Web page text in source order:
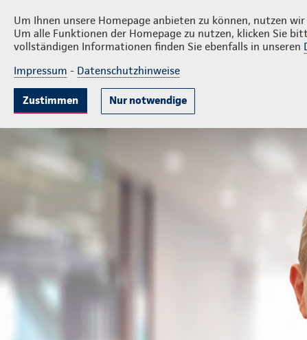
Um Ihnen unsere Homepage anbieten zu können, nutzen
Um alle Funktionen der Homepage zu nutzen, klicken Sie
vollständigen Informationen finden Sie ebenfalls in unseren
Impressum - Datenschutzhinweise
Zustimmen Nur notwendige
Martin Jung Privatkunden
KrankenversicherungLebensversicherung
Geschäftsstelle Martin Jung Privatkunden